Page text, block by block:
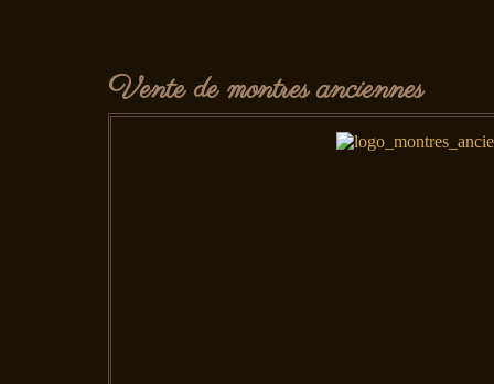
Vente de montres anciennes